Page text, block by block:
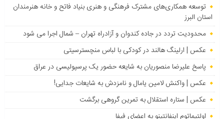
توسعه همکاری‌های مشترک فرهنگی و هنری بنیاد فاتح و خانه هنرمندان
استان البرز
محدودیت تردد در جاده کندوان و آزادراه تهران – شمال اجرا می شود
عکس | ارلینگ هالند در کودکی با لباس منچسترسیتی
پاسخ علیرضا منصوریان به شایعه حضور یک پرسپولیسی در عراق
عکس | واکنش لامین یامال و نامزدش به شایعات جدایی!
عکس | ستاره استقلال به تمرین گروهی برگشت
اولتیماتوم اینفانتینو به اعضای فیفا